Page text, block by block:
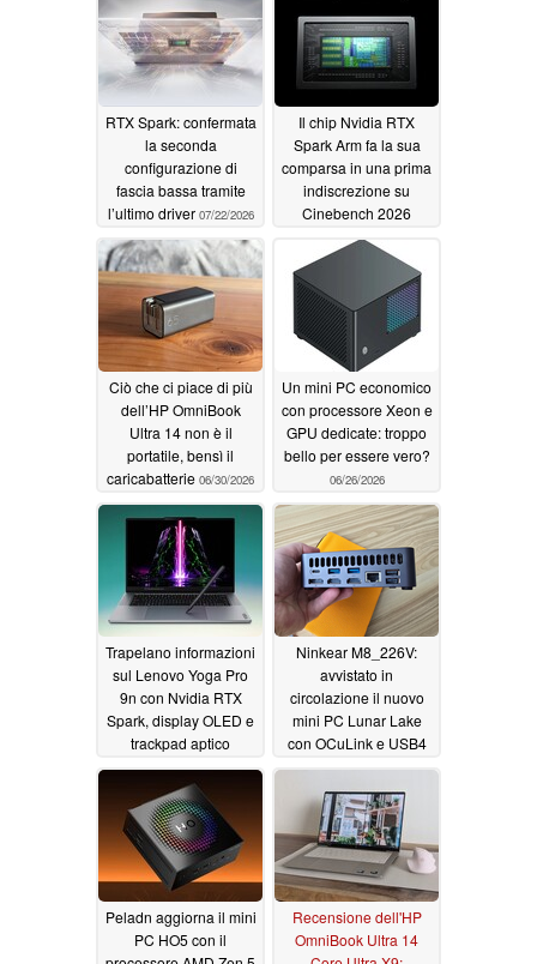
RTX Spark: confermata
la seconda
configurazione di
fascia bassa tramite
l’ultimo driver 07/22/2026
Il chip Nvidia RTX
Spark Arm fa la sua
comparsa in una prima
indiscrezione su
Cinebench 2026
07/19/2026
Ciò che ci piace di più
dell’HP OmniBook
Ultra 14 non è il
portatile, bensì il
caricabatterie 06/30/2026
Un mini PC economico
con processore Xeon e
GPU dedicate: troppo
bello per essere vero?
06/26/2026
Trapelano informazioni
sul Lenovo Yoga Pro
9n con Nvidia RTX
Spark, display OLED e
trackpad aptico
06/17/2026
Ninkear M8_226V:
avvistato in
circolazione il nuovo
mini PC Lunar Lake
con OCuLink e USB4
06/16/2026
Peladn aggiorna il mini
PC HO5 con il
Recensione dell'HP
OmniBook Ultra 14